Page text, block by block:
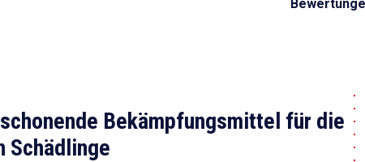
Bekämpfungsmittel für die
Schädlinge